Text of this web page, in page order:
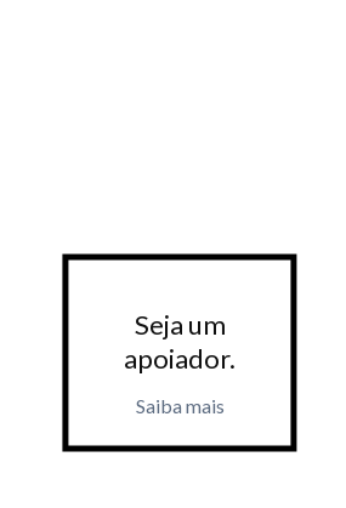
Seja um
apoiador.
Saiba mais